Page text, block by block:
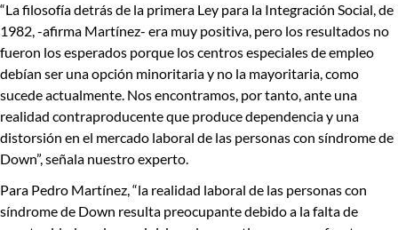
“La filosofía detrás de la primera Ley para la Integración Social, de
1982, -afirma Martínez- era muy positiva, pero los resultados no
fueron los esperados porque los centros especiales de empleo
debían ser una opción minoritaria y no la mayoritaria, como
sucede actualmente. Nos encontramos, por tanto, ante una
realidad contraproducente que produce dependencia y una
distorsión en el mercado laboral de las personas con síndrome de
Down”, señala nuestro experto.
Para Pedro Martínez, “la realidad laboral de las personas con
síndrome de Down resulta preocupante debido a la falta de